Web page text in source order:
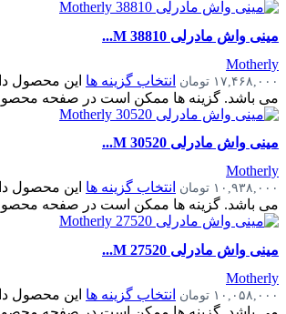
مینی واش مادرلی 38810 M...
Motherly
۱۷,۴۶۸,۰۰۰ تومان انتخاب گزینه ها این محصول
می باشد. گزینه ها ممکن است در صفحه
مینی واش مادرلی 30520 M...
Motherly
۱۰,۹۳۸,۰۰۰ تومان انتخاب گزینه ها این محصول
می باشد. گزینه ها ممکن است در صفحه
مینی واش مادرلی 27520 M...
Motherly
۱۰,۰۵۸,۰۰۰ تومان انتخاب گزینه ها این محصول